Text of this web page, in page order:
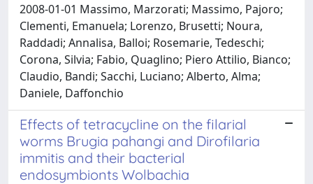
2008-01-01 Massimo, Marzorati; Massimo, Pajoro;
Clementi, Emanuela; Lorenzo, Brusetti; Noura,
Raddadi; Annalisa, Balloi; Rosemarie, Tedeschi;
Corona, Silvia; Fabio, Quaglino; Piero Attilio, Bianco;
Claudio, Bandi; Sacchi, Luciano; Alberto, Alma;
Daniele, Daffonchio
Effects of tetracycline on the filarial
worms Brugia pahangi and Dirofilaria
immitis and their bacterial
endosymbionts Wolbachia